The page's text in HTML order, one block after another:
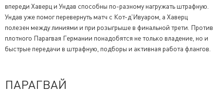
впереди Хаверц и Ундав способны по-разному нагружать штрафную.
Ундав уже помог перевернуть матч с Кот-д'Ивуаром, а Хаверц
полезен между линиями и при розыгрыше в финальной трети. Против
плотного Парагвая Германии понадобятся не только владение, но и
быстрые передачи в штрафную, подборы и активная работа флангов.
ПАРАГВАЙ